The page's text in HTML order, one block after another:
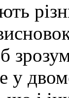
у